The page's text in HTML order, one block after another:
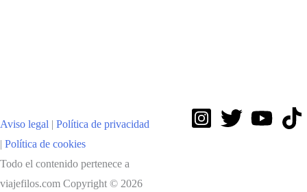
Aviso legal | Política de privacidad
| Política de cookies
Todo el contenido pertenece a
viajefilos.com Copyright © 2026